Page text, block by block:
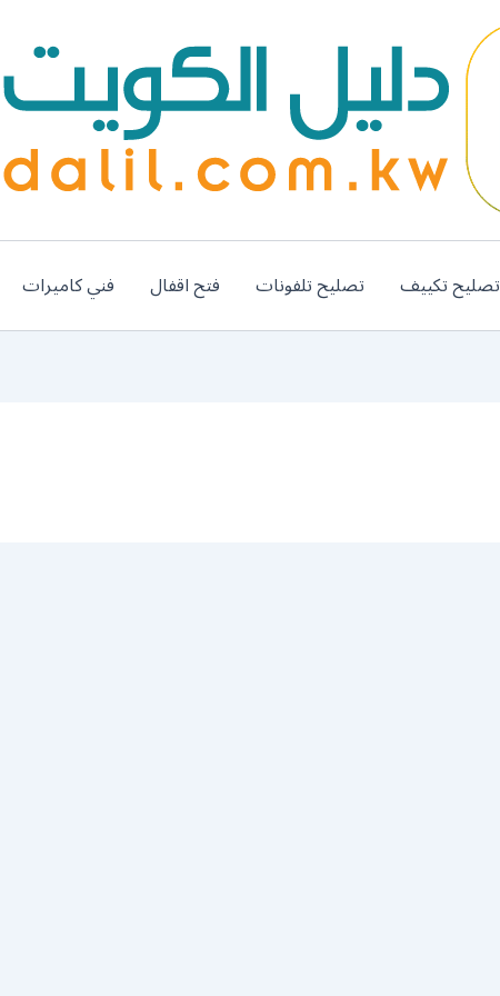
تصليح تكييف تصليح تلفونات فتح اقفال فني كاميرات